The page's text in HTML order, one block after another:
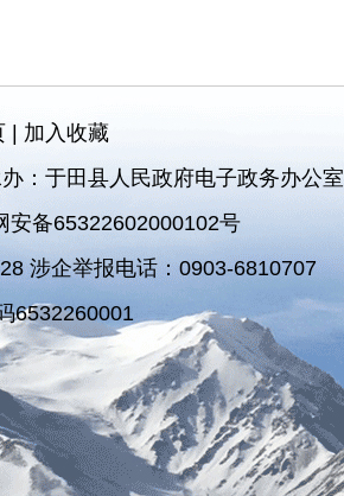
| 加入收藏
：于田县人民政府电子政务办公室
安备65322602000102号
涉企举报电话：0903-6810707
6532260001